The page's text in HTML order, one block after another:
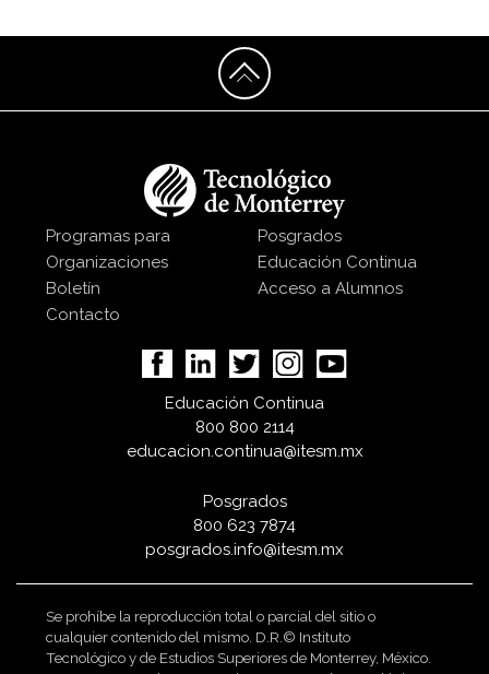
Programas para
Organizaciones
Boletín
Contacto
Posgrados
Educación Continua
Acceso a Alumnos
Educación Continua
800 800 2114
educacion.continua@itesm.mx
Posgrados
800 623 7874
posgrados.info@itesm.mx
Se prohíbe la reproducción total o parcial del sitio o
cualquier contenido del mismo. D.R.© Instituto
Tecnológico y de Estudios Superiores de Monterrey, México.